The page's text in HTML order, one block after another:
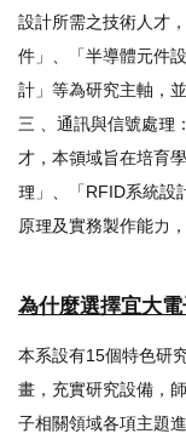
設計所需之技術人才，
件」、「半導體元件設
計」等為研究主軸，
三 、通訊與信號處理：
才， 本領域旨在培育
理」、「RFID系統設
原理及實務製作能力
為什麼選擇宜大電
本系設有15個特色研
畫，充實研究設備，
子相關領域各項主題